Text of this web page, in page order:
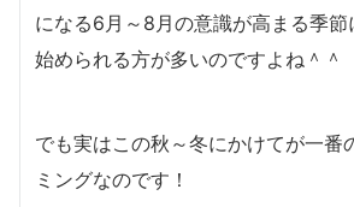
になる6月～8月の意識が高まる季節
始められる方が多いのですよね＾＾
でも実はこの秋～冬にかけてが一番
ミングなのです！